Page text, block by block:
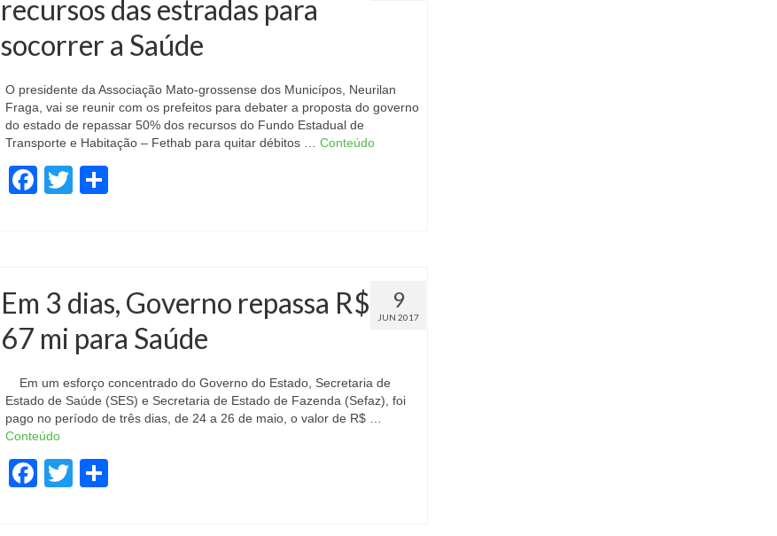
recursos das estradas para
socorrer a Saúde
O presidente da Associação Mato-grossense dos Municípos, Neurilan
Fraga, vai se reunir com os prefeitos para debater a proposta do governo
do estado de repassar 50% dos recursos do Fundo Estadual de
Transporte e Habitação – Fethab para quitar débitos … Conteúdo
Facebook
Twitter
9
JUN 2017
Em 3 dias, Governo repassa R$
67 mi para Saúde
Em um esforço concentrado do Governo do Estado, Secretaria de
Estado de Saúde (SES) e Secretaria de Estado de Fazenda (Sefaz), foi
pago no período de três dias, de 24 a 26 de maio, o valor de R$ …
Conteúdo
Facebook
Twitter